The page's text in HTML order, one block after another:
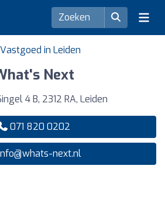
Vastgoed in Leiden
Next
4 B, 2312 RA, Leiden
071 820 0202
next.nl